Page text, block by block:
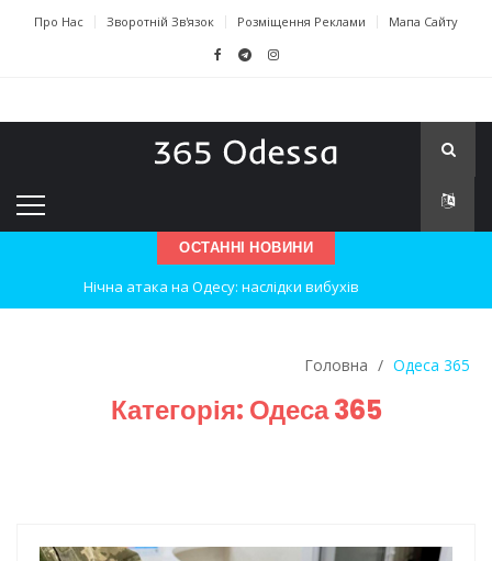
Про Нас Зворотній Зв'язок Розміщення Реклами Мапа Сайту
ОСТАННІ НОВИНИ
Нічна атака на Одесу: наслідки вибухів
Інновації в техніці: Воркшоп для юних винахідників
Успіхи одеситів на європейському чемпіонаті з карате
Нічна атака на Одесу: наслідки обстрілу
Головна / Одеса 365
Категорія: Одеса 365